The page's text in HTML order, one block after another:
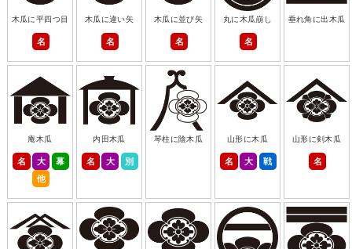
木瓜に平四つ目
名
木瓜に違い矢
名
木瓜に並び矢
名
丸に木瓜崩し
名
垂れ角に出木瓜
庵木瓜
名 大
幕
他
内田木瓜
名 大 別
琴柱に陰木瓜 山形に木瓜
名 大 戦
山形に剣木瓜
名